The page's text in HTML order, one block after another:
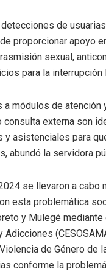
de
proporcionar apoyo
sexual,
para la
a módulos de
externa son
asistenciales para
abundó la servidora
se llevaron a
esta problemática
y Mulegé
de Género de
conforme la